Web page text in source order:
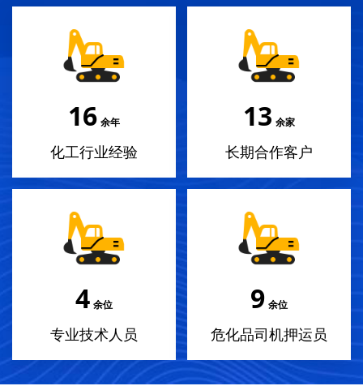
18 余年
化工行业经验
14 余家
长期合作客户
4 余位
专业技术人员
10 余位
危化品司机押运员